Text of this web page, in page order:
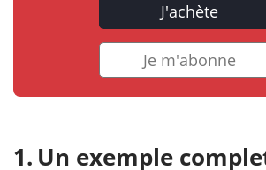
J'achète
Je m'abonne
Un exemple